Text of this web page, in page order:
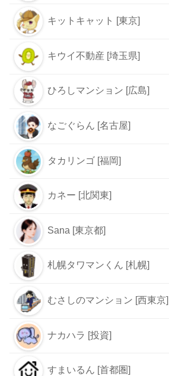
キットキャット [東京]
キウイ不動産 [埼玉県]
ひろしマンション [広島]
なごぐらん [名古屋]
タカリンゴ [福岡]
カネー [北関東]
Sana [東京都]
札幌タワマンくん [札幌]
むさしのマンション [西東京]
ナカハラ [投資]
すまいるん [首都圏]